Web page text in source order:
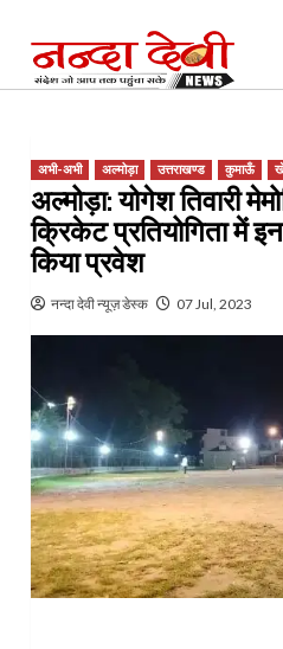
content
अभी-अभी अल्मोड़ा उत्तराखण्ड कुमाऊँ
अल्मोड़ा: योगेश तिवारी
क्रिकेट प्रतियोगिता में
किया प्रवेश
नन्दा देवी न्यूज़ डेस्क 07 Jul, 2023